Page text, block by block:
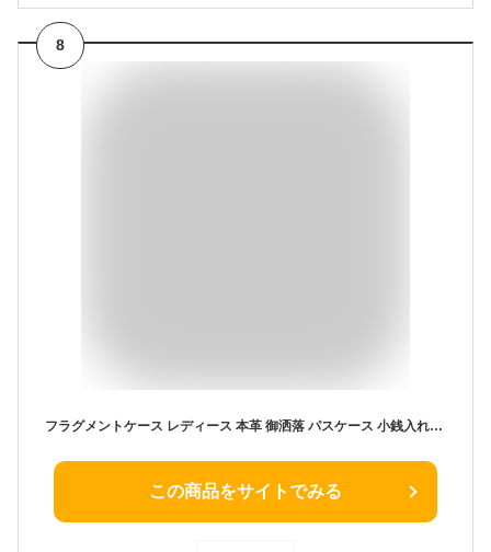
8
フラグメントケース レディース 本革 御洒落 パスケース 小銭入れ付き 牛革 定期入れ 両面用 可愛い コインケース ミニ ブランド 薄い財布 女性 おしゃれ 軽量 ICカードケース 薄型 スリム レディース パス入れ カード入れ 名刺ケース 名札ケース 男女兼用 オフホワイト
この商品をサイトでみる